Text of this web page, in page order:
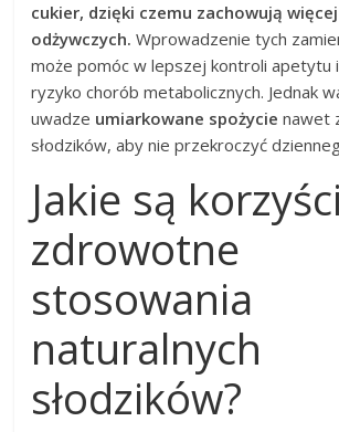
cukier, dzięki czemu zachowują
odżywczych. Wprowadzenie tych
może pomóc w lepszej kontroli apetytu
ryzyko chorób metabolicznych. Jednak
uwadze umiarkowane spożycie nawet
słodzików, aby nie przekroczyć
Jakie są korzyści
zdrowotne
stosowania
naturalnych
słodzików?